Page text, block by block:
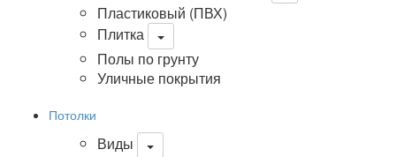
Пластиковый (ПВХ)
Плитка
Полы по грунту
Уличные покрытия
Потолки
Виды